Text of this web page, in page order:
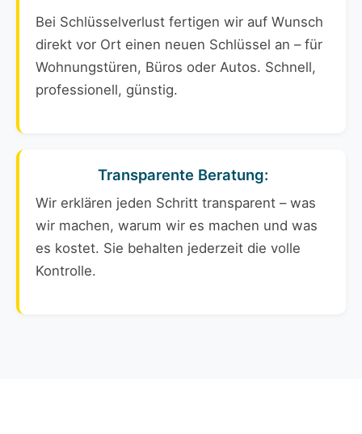
Bei Schlüsselverlust fertigen wir auf Wunsch
direkt vor Ort einen neuen Schlüssel an – für
Wohnungstüren, Büros oder Autos. Schnell,
professionell, günstig.
Transparente Beratung:
Wir erklären jeden Schritt transparent – was
wir machen, warum wir es machen und was
es kostet. Sie behalten jederzeit die volle
Kontrolle.